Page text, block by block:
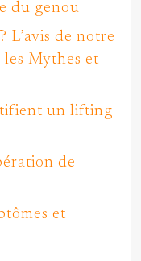
du genou
L’avis de notre
les Mythes et
un lifting
de
et